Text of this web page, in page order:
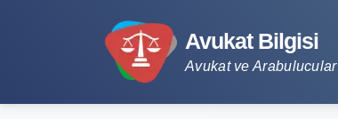
Avukat Bilgisi
Avukat ve Arabulucular